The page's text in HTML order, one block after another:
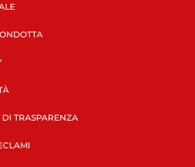
TRASPARENZA